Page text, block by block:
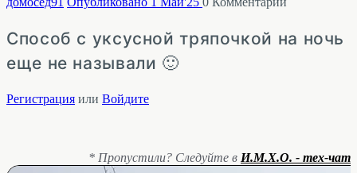
Способ с уксусной тряпочкой на ночь
еще не называли 🙂
Регистрация или Войдите
* Пропустили? Следуйте в И.М.Х.О. - тех-чат